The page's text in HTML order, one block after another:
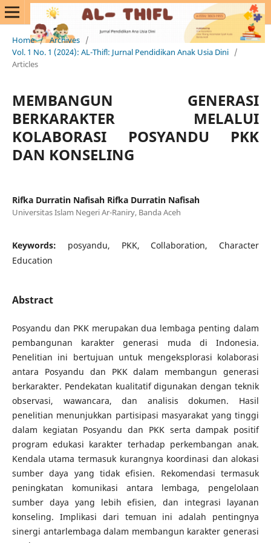
Home / Archives /
Vol. 1 No. 1 (2024): AL-Thifl: Jurnal Pendidikan Anak Usia Dini /
Articles
MEMBANGUN GENERASI
BERKARAKTER MELALUI
KOLABORASI POSYANDU PKK
DAN KONSELING
Rifka Durratin Nafisah Rifka Durratin Nafisah
Universitas Islam Negeri Ar-Raniry, Banda Aceh
Keywords: posyandu, PKK, Collaboration, Character
Education
Abstract
Posyandu dan PKK merupakan dua lembaga penting dalam
pembangunan karakter generasi muda di Indonesia.
Penelitian ini bertujuan untuk mengeksplorasi kolaborasi
antara Posyandu dan PKK dalam membangun generasi
berkarakter. Pendekatan kualitatif digunakan dengan teknik
observasi, wawancara, dan analisis dokumen. Hasil
penelitian menunjukkan partisipasi masyarakat yang tinggi
dalam kegiatan Posyandu dan PKK serta dampak positif
program edukasi karakter terhadap perkembangan anak.
Kendala utama termasuk kurangnya koordinasi dan alokasi
sumber daya yang tidak efisien. Rekomendasi termasuk
peningkatan komunikasi antara lembaga, pengelolaan
sumber daya yang lebih efisien, dan integrasi layanan
konseling. Implikasi dari temuan ini adalah pentingnya
sinergi antarlembaga dalam membangun karakter generasi